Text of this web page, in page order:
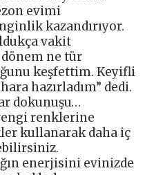
evimi
kazandırıyor.
vakit
ne tür
keşfettim. Keyifli
hazırladım” dedi.
dokunuşu…
renklerine
kullanarak daha iç
enerjisini evinizde